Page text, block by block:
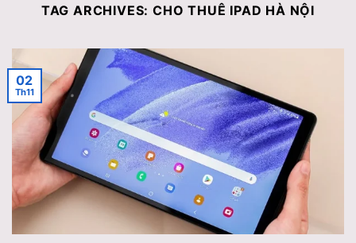
TAG ARCHIVES:CHO THUÊ IPAD HÀ NỘI
02
Th11